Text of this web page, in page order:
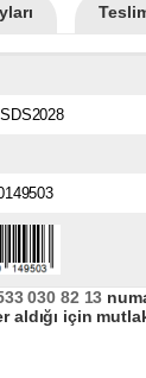
030 82 13
için